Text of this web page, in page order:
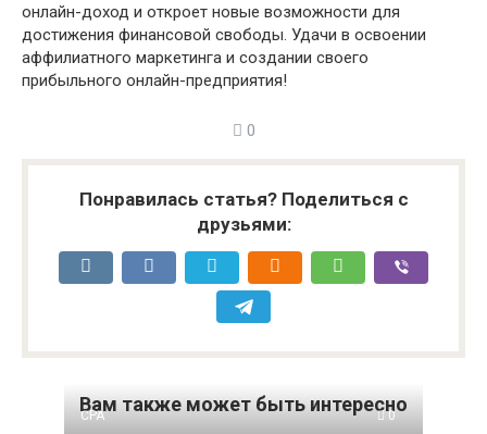
онлайн-доход и откроет новые возможности для
достижения финансовой свободы. Удачи в освоении
аффилиатного маркетинга и создании своего
прибыльного онлайн-предприятия!
0
Понравилась статья? Поделиться с
друзьями:
Вам также может быть интересно
CPA 0